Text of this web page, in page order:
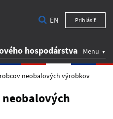
hospodárstva Menu
EN Prihlásiť
neobalových výrobkov